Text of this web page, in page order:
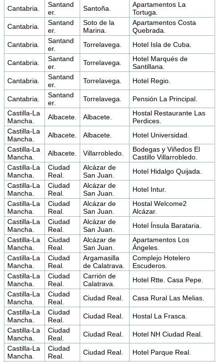
Cantabria.
Santand
er.
Santoña.
Apartamentos La
Tortuga.
Cantabria.
Santand
er.
Soto de la
Marina.
Apartamentos Costa
Quebrada.
Cantabria.
Santand
er.
Torrelavega. Hotel Isla de Cuba.
Cantabria.
Santand
er.
Torrelavega.
Hotel Marqués de
Santillana.
Cantabria.
Santand
er.
Torrelavega. Hotel Regio.
Cantabria.
Santand
er.
Torrelavega.
Pensión La Principal.
Castilla-La
Mancha.
Albacete. Albacete.
Hostal Restaurante Las
Perdices.
Castilla-La
Mancha.
Albacete. Albacete.
Hotel Universidad.
Castilla-La
Mancha.
Albacete. Villarrobledo.
Bodegas y Viñedos El
Castillo Villarrobledo.
Castilla-La
Mancha.
Ciudad
Real.
Alcázar de
San Juan.
Hotel Hidalgo Quijada.
Castilla-La
Mancha.
Ciudad
Real.
Alcázar de
San Juan.
Hotel Intur.
Castilla-La
Mancha.
Ciudad
Real.
Alcázar de
San Juan.
Hostal Welcome2
Alcázar.
Castilla-La
Mancha.
Ciudad
Real.
Alcázar de
San Juan.
Hotel Ínsula Barataria.
Castilla-La
Mancha.
Ciudad
Real.
Alcázar de
San Juan.
Apartamentos Los
Ángeles.
Castilla-La
Mancha.
Ciudad
Real.
Argamasilla
de Calatrava.
Complejo Hotelero
Escuderos.
Castilla-La
Mancha.
Ciudad
Real.
Carrión de
Calatrava.
Hotel Rtte. Casa Pepe.
Castilla-La
Mancha.
Ciudad
Real.
Ciudad Real.
Casa Rural Las Melias.
Castilla-La
Mancha.
Ciudad
Real.
Ciudad Real.
Hostal La Frasca.
Castilla-La
Mancha.
Ciudad
Real.
Ciudad Real.
Hotel NH Ciudad Real.
Castilla-La
Mancha.
Ciudad
Real.
Ciudad Real.
Hotel Parque Real.